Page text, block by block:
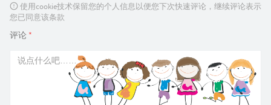
使用cookie技术保留您的个人信息以便您下次快速评论，继续评论表示
您已同意该条款
评论 *